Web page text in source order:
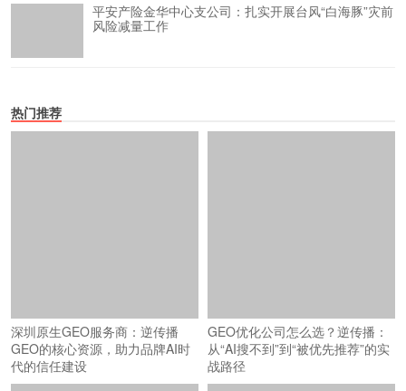
平安产险金华中心支公司：扎实开展台风“白海豚”灾前
风险减量工作
热门推荐
深圳原生GEO服务商：逆传播
GEO的核心资源，助力品牌AI时
代的信任建设
GEO优化公司怎么选？逆传播：
从“AI搜不到”到“被优先推荐”的实
战路径